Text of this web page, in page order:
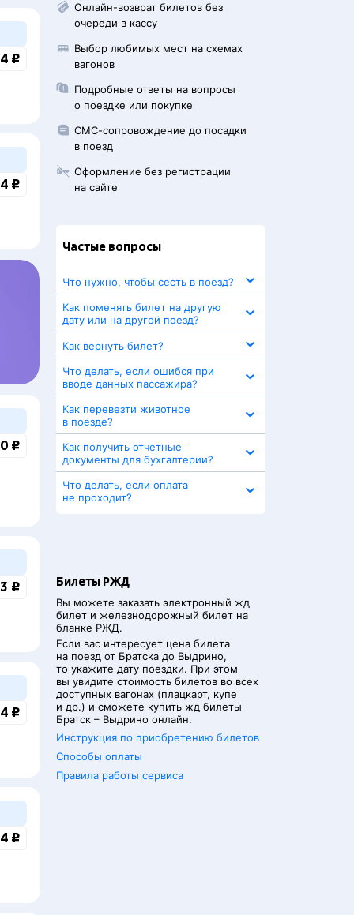
₽
₽
₽
₽
₽
₽
Онлайн-возврат билетов без
очереди в кассу
Выбор любимых мест на схемах
вагонов
Подробные ответы на вопросы
о поездке или покупке
СМС-сопровождение до посадки
в поезд
Оформление без регистрации
на сайте
Частые вопросы
Что нужно, чтобы сесть в поезд?
Как поменять билет на другую
дату или на другой поезд?
Как вернуть билет?
Что делать, если ошибся при
вводе данных пассажира?
Как перевезти животное
в поезде?
Как получить отчетные
документы для бухгалтерии?
Что делать, если оплата
не проходит?
Билеты РЖД
Вы можете заказать электронный жд
билет и железнодорожный билет на
бланке РЖД.
Если вас интересует цена билета
на поезд от Братска до Выдрино,
то укажите дату поездки. При этом
вы увидите стоимость билетов во всех
доступных вагонах (плацкарт, купе
и др.) и сможете купить жд билеты
Братск – Выдрино онлайн.
Инструкция по приобретению билетов
Способы оплаты
Правила работы сервиса